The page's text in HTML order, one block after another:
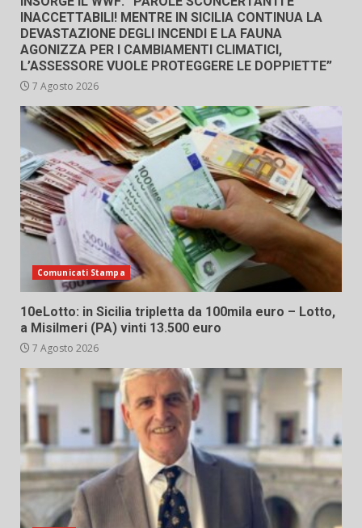
INACCETTABILI! MENTRE IN SICILIA CONTINUA LA
DEVASTAZIONE DEGLI INCENDI E LA FAUNA
AGONIZZA PER I CAMBIAMENTI CLIMATICI,
L’ASSESSORE VUOLE PROTEGGERE LE DOPPIETTE”
7 Agosto 2026
Comunicati Stampa
10eLotto: in Sicilia tripletta da 100mila euro – Lotto,
a Misilmeri (PA) vinti 13.500 euro
7 Agosto 2026